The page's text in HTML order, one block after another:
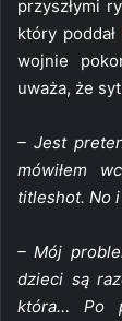
przyszłymi
który poddał
wojnie
uważa, że
– Jest
mówiłem
titleshot. No
– Mój
dzieci są
która… Po